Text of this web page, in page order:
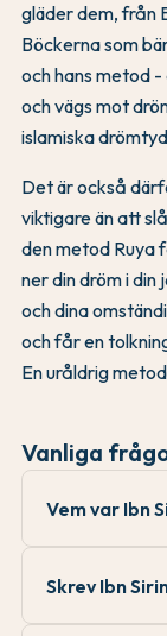
gläder dem, från
Böckerna som
och hans metod
och vägs mot
islamiska
Det är också
viktigare än att
den metod Ruya
ner din dröm i
och dina
och får en
En uråldrig
Vanliga
Vem var Ibn
Skrev Ibn